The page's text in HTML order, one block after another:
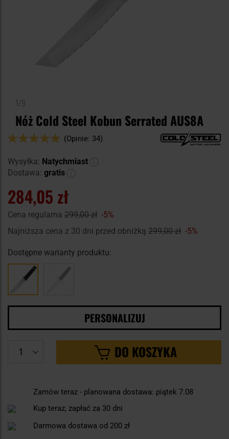
Nóż Cold Steel Kobun Serrated AUS8A
Ocena:
(Opinie: 34)
Wysyłka: Natychmiast
Dostawa: gratis
284,05 zł
Cena regularna 299,00 zł -5%
Najniższa cena z 30 dni przed obniżką 299,00 zł -5%
Dostępne warianty produktu:
PERSONALIZUJ
DO KOSZYKA
Zamów teraz - planowana dostawa: piątek 7.08
Kup teraz, zapłać za 30 dni
Darmowa dostawa od 200 zł